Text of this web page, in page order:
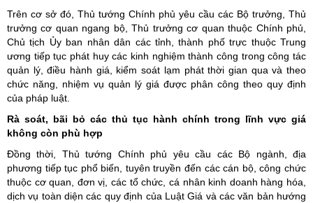
Trên cơ sở đó, Thủ tướng Chính phủ yêu cầu các Bộ trưởng, Thủ
trưởng cơ quan ngang bộ, Thủ trưởng cơ quan thuộc Chính phủ,
Chủ tịch Ủy ban nhân dân các tỉnh, thành phố trực thuộc Trung
ương tiếp tục phát huy các kinh nghiệm thành công trong công tác
quản lý, điều hành giá, kiểm soát lạm phát thời gian qua và theo
chức năng, nhiệm vụ quản lý giá được phân công theo quy định
của pháp luật.
Rà soát, bãi bỏ các thủ tục hành chính trong lĩnh vực giá
không còn phù hợp
Đồng thời, Thủ tướng Chính phủ yêu cầu các Bộ ngành, địa
phương tiếp tục phổ biến, tuyên truyền đến các cán bộ, công chức
thuộc cơ quan, đơn vị, các tổ chức, cá nhân kinh doanh hàng hóa,
dịch vụ toàn diện các quy định của Luật Giá và các văn bản hướng